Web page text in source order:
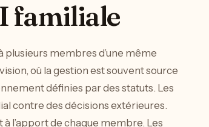
familiale
membres d’une même
où la gestion est souvent source
définies par des statuts. Les
contre des décisions extérieures.
l’apport de chaque membre. Les